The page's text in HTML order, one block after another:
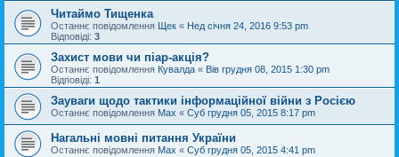
Читаймо Тищенка
Останнє повідомлення Щек « Нед січня 24, 2016 9:53 pm
Відповіді: 3
Захист мови чи піар-акція?
Останнє повідомлення Кувалда « Вів грудня 08, 2015 1:30 pm
Відповіді: 1
Зауваги щодо тактики інформаційної війни з Росією
Останнє повідомлення Max « Суб грудня 05, 2015 8:17 pm
Нагальні мовні питання України
Останнє повідомлення Max « Суб грудня 05, 2015 4:41 pm